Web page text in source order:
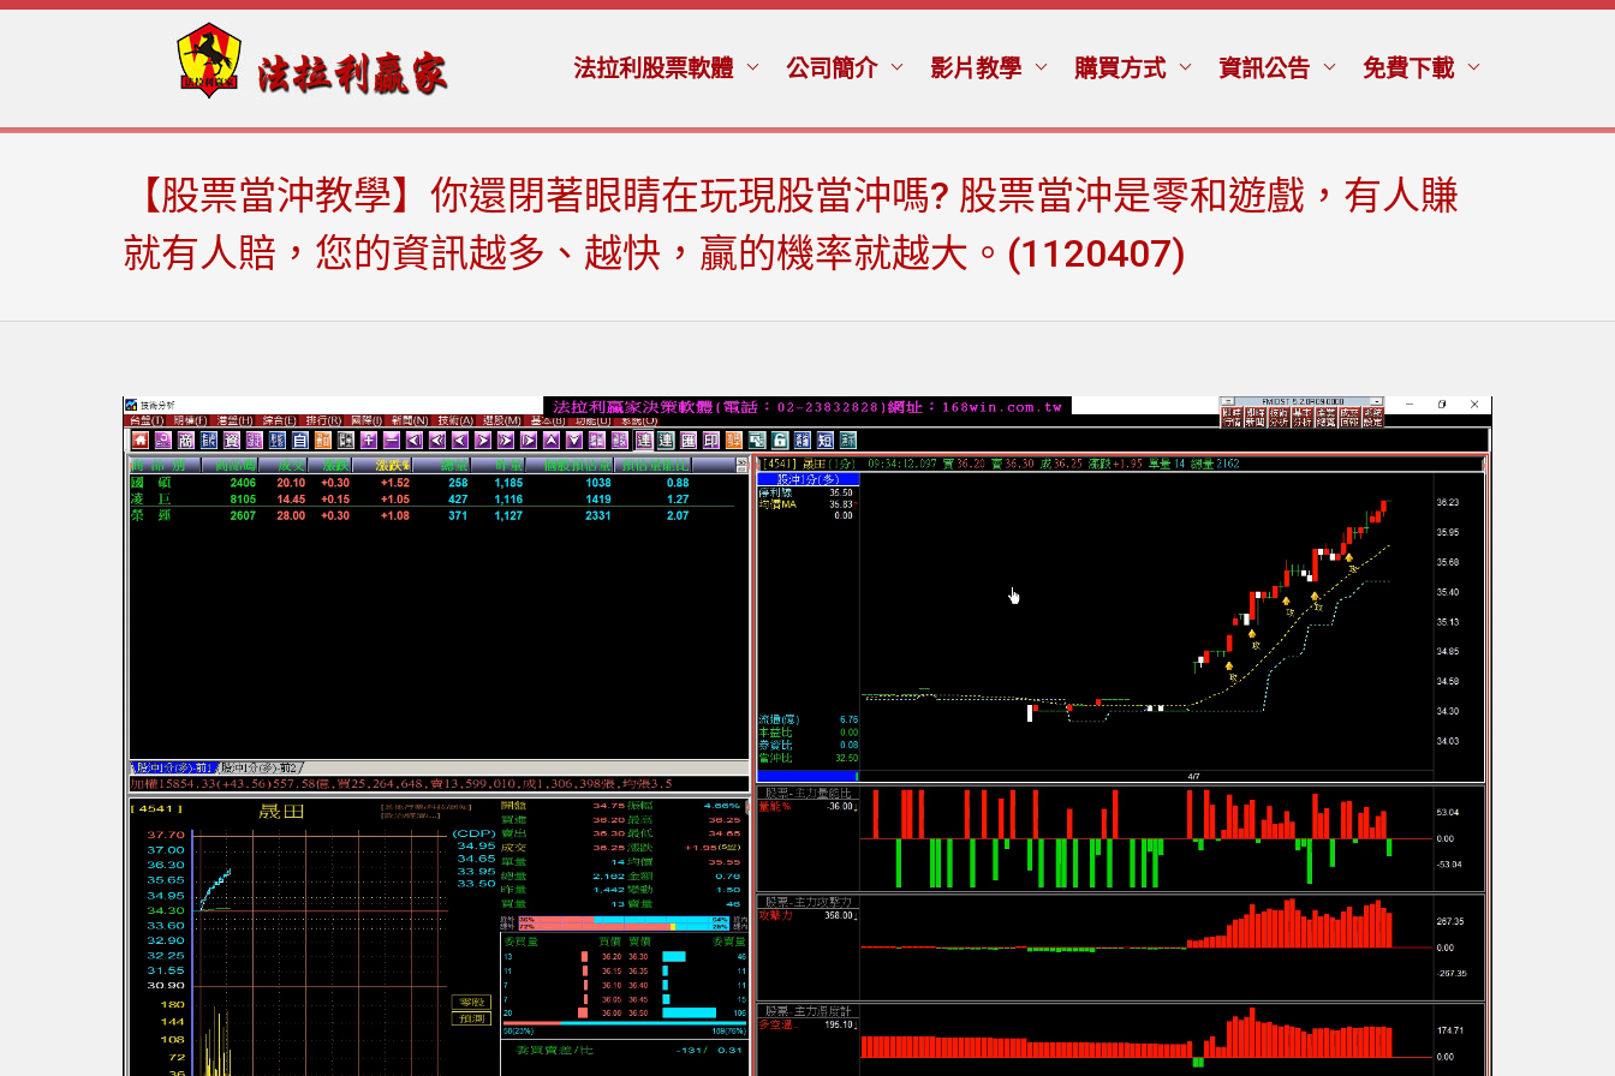
navigation
content
法拉利股票軟體 公司簡介 影片教學 購買方式 資訊公告 免費下載
【股票當沖教學】你還閉著眼睛在玩現股當沖嗎? 股票當沖是零和遊戲，有人賺
就有人賠，您的資訊越多、越快，贏的機率就越大。(1120407)